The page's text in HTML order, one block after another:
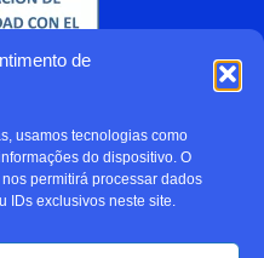
de
usamos tecnologias como
do dispositivo. O
permitirá processar dados
IDs exclusivos neste site.